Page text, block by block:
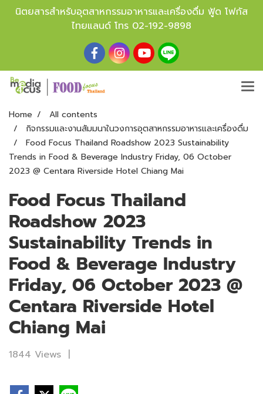
นิตยสารสำหรับอุตสาหกรรมอาหารและเครื่องดื่ม ฟู้ด โฟกัส
ไทยแลนด์ โทร 02-192-9898
Home
All contents
กิจกรรมและงานสัมมนาในวงการอุตสาหกรรมอาหารและเครื่องดื่ม
Food Focus Thailand Roadshow 2023 Sustainability
Trends in Food & Beverage Industry Friday, 06 October
2023 @ Centara Riverside Hotel Chiang Mai
Food Focus Thailand
Roadshow 2023
Sustainability Trends in
Food & Beverage Industry
Friday, 06 October 2023 @
Centara Riverside Hotel
Chiang Mai
1844 Views |